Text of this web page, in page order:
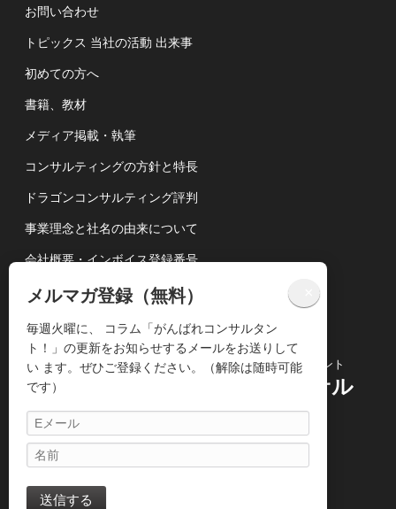
お問い合わせ
トピックス 当社の活動 出来事
初めての方へ
書籍、教材
メディア掲載・執筆
コンサルティングの方針と特長
ドラゴンコンサルティング評判
事業理念と社名の由来について
会社概要・インボイス登録番号
講演依頼について
個人情報の取扱いについて
コンサルティングビジネス専門のコンサルタント
株式会社ドラゴンコンサル
ティング
〒104-0061
TEL :03-3820-1975
メルマガ登録（無料）
毎週火曜に、 コラム「がんばれコンサルタン
ト！」の更新をお知らせするメールをお送りして
い ます。ぜひご登録ください。（解除は随時可能
です）
送信する